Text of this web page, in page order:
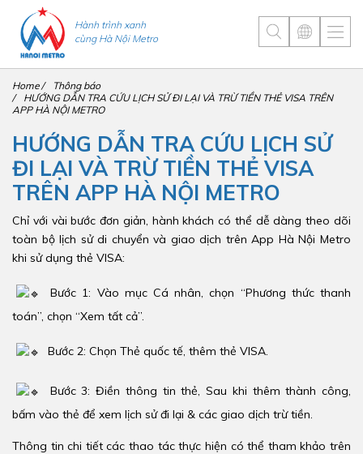
Hành trình xanh
cùng Hà Nội Metro
Home
Thông báo
HƯỚNG DẪN TRA CỨU LỊCH SỬ ĐI LẠI VÀ TRỪ TIỀN THẺ VISA TRÊN
APP HÀ NỘI METRO
HƯỚNG DẪN TRA CỨU LỊCH SỬ
ĐI LẠI VÀ TRỪ TIỀN THẺ VISA
TRÊN APP HÀ NỘI METRO
Chỉ với vài bước đơn giản, hành khách có thể dễ dàng theo dõi
toàn bộ lịch sử di chuyển và giao dịch trên App Hà Nội Metro
khi sử dụng thẻ VISA:
Bước 1: Vào mục Cá nhân, chọn “Phương thức thanh
toán”, chọn “Xem tất cả”.
Bước 2: Chọn Thẻ quốc tế, thêm thẻ VISA.
Bước 3: Điền thông tin thẻ, Sau khi thêm thành công,
bấm vào thẻ để xem lịch sử đi lại & các giao dịch trừ tiền.
Thông tin chi tiết các thao tác thực hiện có thể tham khảo trên